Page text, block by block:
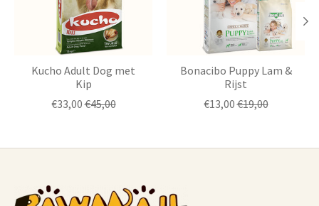
Kucho Adult Dog met
Kip
€33,00€45,00
Bonacibo Puppy Lam &
Rijst
€13,00€19,00